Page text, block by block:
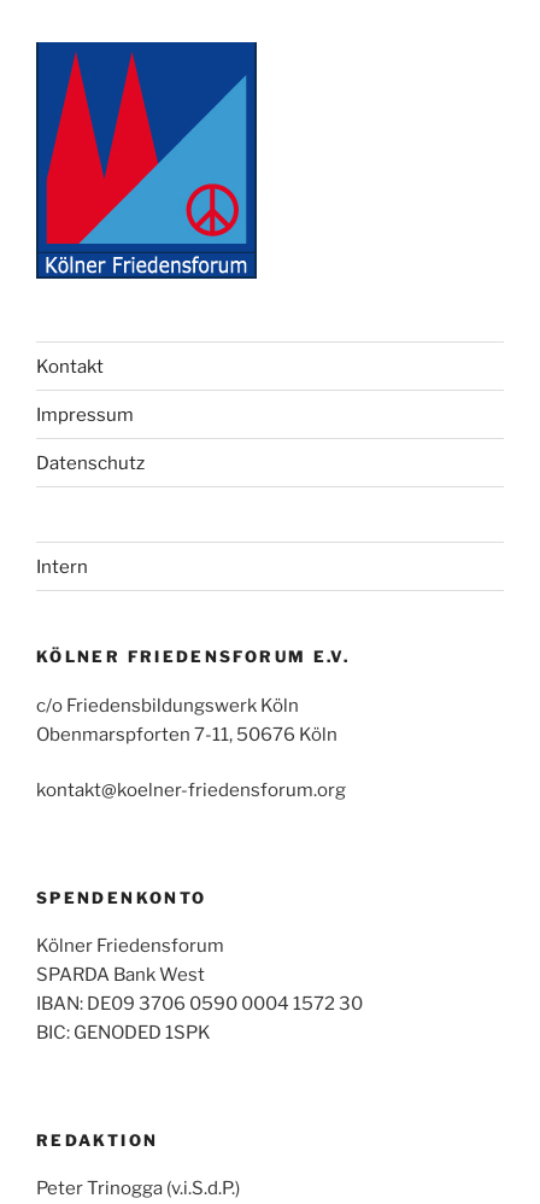
Kontakt
Impressum
Datenschutz
Intern
KÖLNER FRIEDENSFORUM E.V.
c/o Friedensbildungswerk Köln
Obenmarspforten 7-11, 50676 Köln
kontakt@koelner-friedensforum.org
SPENDENKONTO
Kölner Friedensforum
SPARDA Bank West
IBAN: DE09 3706 0590 0004 1572 30
BIC: GENODED 1SPK
REDAKTION
Peter Trinogga (v.i.S.d.P.)